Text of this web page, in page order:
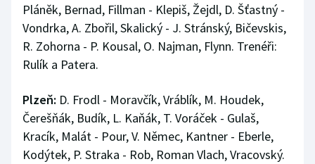
Pláněk, Bernad, Fillman - Klepiš, Žejdl, D. Šťastný -
Vondrka, A. Zbořil, Skalický - J. Stránský, Bičevskis,
R. Zohorna - P. Kousal, O. Najman, Flynn. Trenéři:
Rulík a Patera.
Plzeň: D. Frodl - Moravčík, Vráblík, M. Houdek,
Čerešňák, Budík, L. Kaňák, T. Voráček - Gulaš,
Kracík, Malát - Pour, V. Němec, Kantner - Eberle,
Kodýtek, P. Straka - Rob, Roman Vlach, Vracovský.